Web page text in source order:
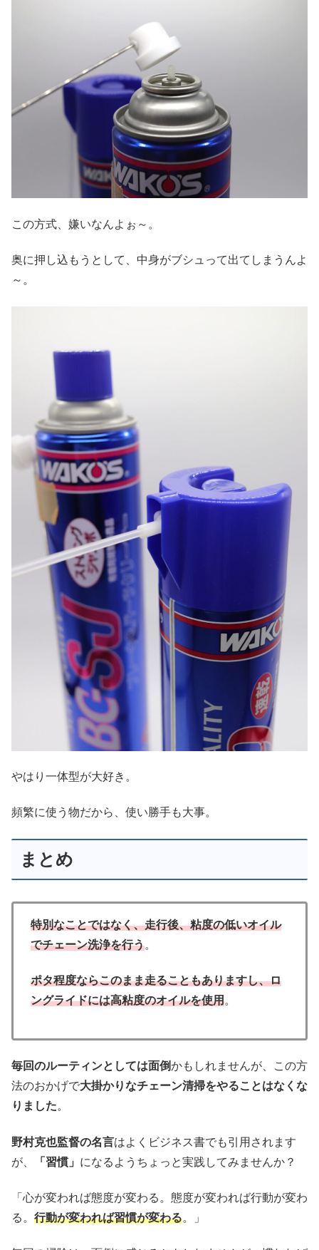
この方式、嫌いなんよぉ～。
奥に押し込もうとして、中身がブシュって出てしまうんよ
～。
やはり一体型が大好き。
頻繁に使う物だから、使い勝手も大事。
まとめ
特別なことではなく、走行後、粘度の低いオイル
でチェーン洗浄を行う。
ポタ程度ならこのまま走ることもありますし、ロ
ングライドには高粘度のオイルを使用。
毎回のルーティンとしては面倒かもしれませんが、この方
法のおかげで大掛かりなチェーン清掃をやることはなくな
りました。
野村克也監督の名言はよくビジネス書でも引用されます
が、
「習慣」 になるようちょっと実践してみませんか？
「心が変われば態度が変わる。態度が変われば行動が変わ
る。 行動が変われば習慣が変わる。」